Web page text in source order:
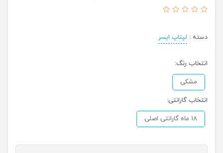
دسته : لپتاپ ایسر
انتخاب رنگ:
مشکی
انتخاب گارانتی:
18 ماه گارانتی اصلی